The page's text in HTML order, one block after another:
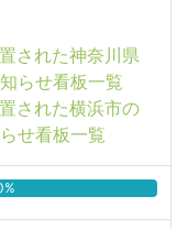
された神奈川県
らせ看板一覧
された横浜市の
せ看板一覧